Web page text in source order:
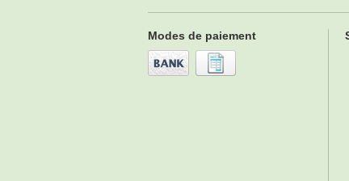
Modes de paiement